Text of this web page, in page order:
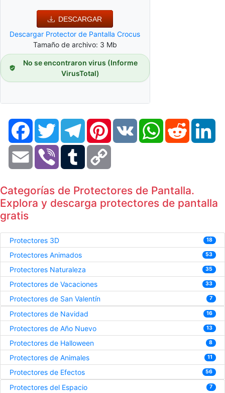
DESCARGAR
Descargar Protector de Pantalla Crocus
Tamaño de archivo: 3 Mb
No se encontraron virus (Informe
VirusTotal)
FacebookTwitter TelegramPinterestVK WhatsAppReddit
Email Viber Tumblr
Categorías de Protectores de Pantalla.
Explora y descarga protectores de pantalla
gratis
Protectores 3D 18
Protectores Animados 53
Protectores Naturaleza 35
Protectores de Vacaciones 33
Protectores de San Valentín 7
Protectores de Navidad 16
Protectores de Año Nuevo 13
Protectores de Halloween 8
Protectores de Animales 11
Protectores de Efectos 56
Protectores del Espacio 7